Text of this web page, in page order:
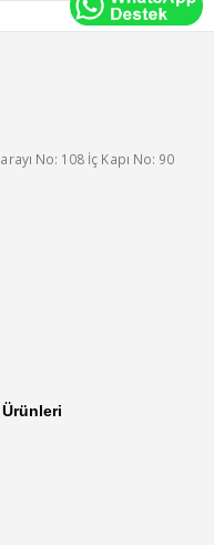
No: 108 İç Kapı No: 90